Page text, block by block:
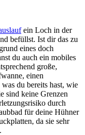
ein Loch in der
befüllst. Ist dir das zu
eines doch
du auch ein mobiles
große,
einen
du bereits hast, wie
sind keine Grenzen
durch
für deine Hühner
da sie sehr